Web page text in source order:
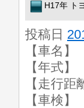
H17年 ト
投稿日
【車名
【年式
【走行
【車検